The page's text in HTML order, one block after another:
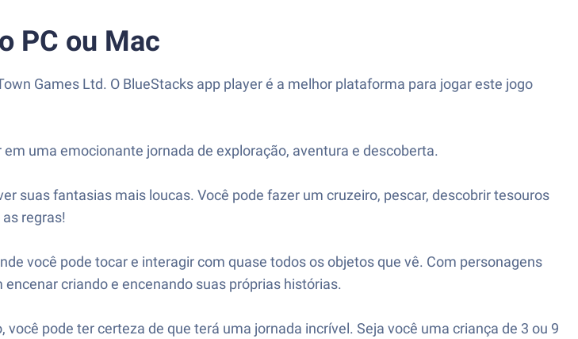
PC ou Mac
Games Ltd. O BlueStacks app player é a melhor plataforma para jogar este jogo
uma emocionante jornada de exploração, aventura e descoberta.
suas fantasias mais loucas. Você pode fazer um cruzeiro, pescar, descobrir tesouros
regras!
você pode tocar e interagir com quase todos os objetos que vê. Com personagens
criando e encenando suas próprias histórias.
pode ter certeza de que terá uma jornada incrível. Seja você uma criança de 3 ou 9